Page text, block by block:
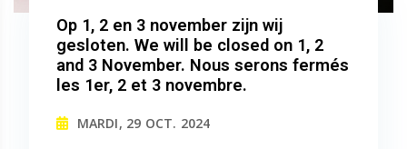
Op 1, 2 en 3 november zijn wij
gesloten. We will be closed on 1, 2
and 3 November. Nous serons fermés
les 1er, 2 et 3 novembre.
MARDI, 29 OCT. 2024